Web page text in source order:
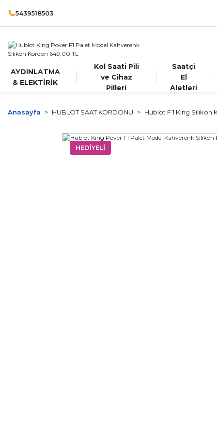
5439518503
AYDINLATMA
& ELEKTİRİK
Kol Saati Pili
ve Cihaz
Pilleri
Saatçi
El
Aletleri
Anasayfa HUBLOT SAAT KORDONU Hublot F 1 King Silikon
HEDİYELİ